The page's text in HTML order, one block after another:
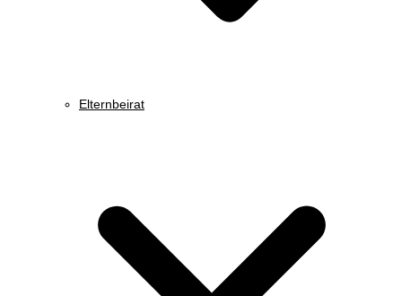
Elternbeirat